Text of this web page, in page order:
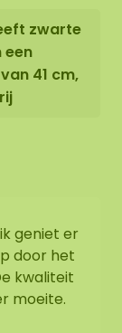
de ovaal
Als u
aangeven
We
u zult
ieder
van
de
zwarte
een
41 cm,
geniet er
door het
kwaliteit
moeite.